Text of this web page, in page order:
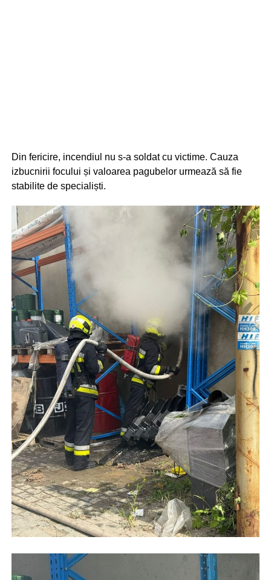
Din fericire, incendiul nu s-a soldat cu victime. Cauza
izbucnirii focului și valoarea pagubelor urmează să fie
stabilite de specialiști.